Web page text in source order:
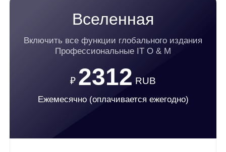
Вселенная
Включить все функции глобального издания
Профессиональные IT O & M
₽ 2312 RUB
Ежемесячно (оплачивается ежегодно)